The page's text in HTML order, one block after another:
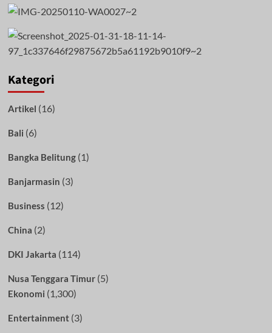
Kategori
Artikel (16)
Bali (6)
Bangka Belitung(1)
Banjarmasin (3)
Business (12)
China (2)
DKI Jakarta (114)
Nusa Tenggara Timur(5)
Ekonomi (1,300)
Entertainment(3)